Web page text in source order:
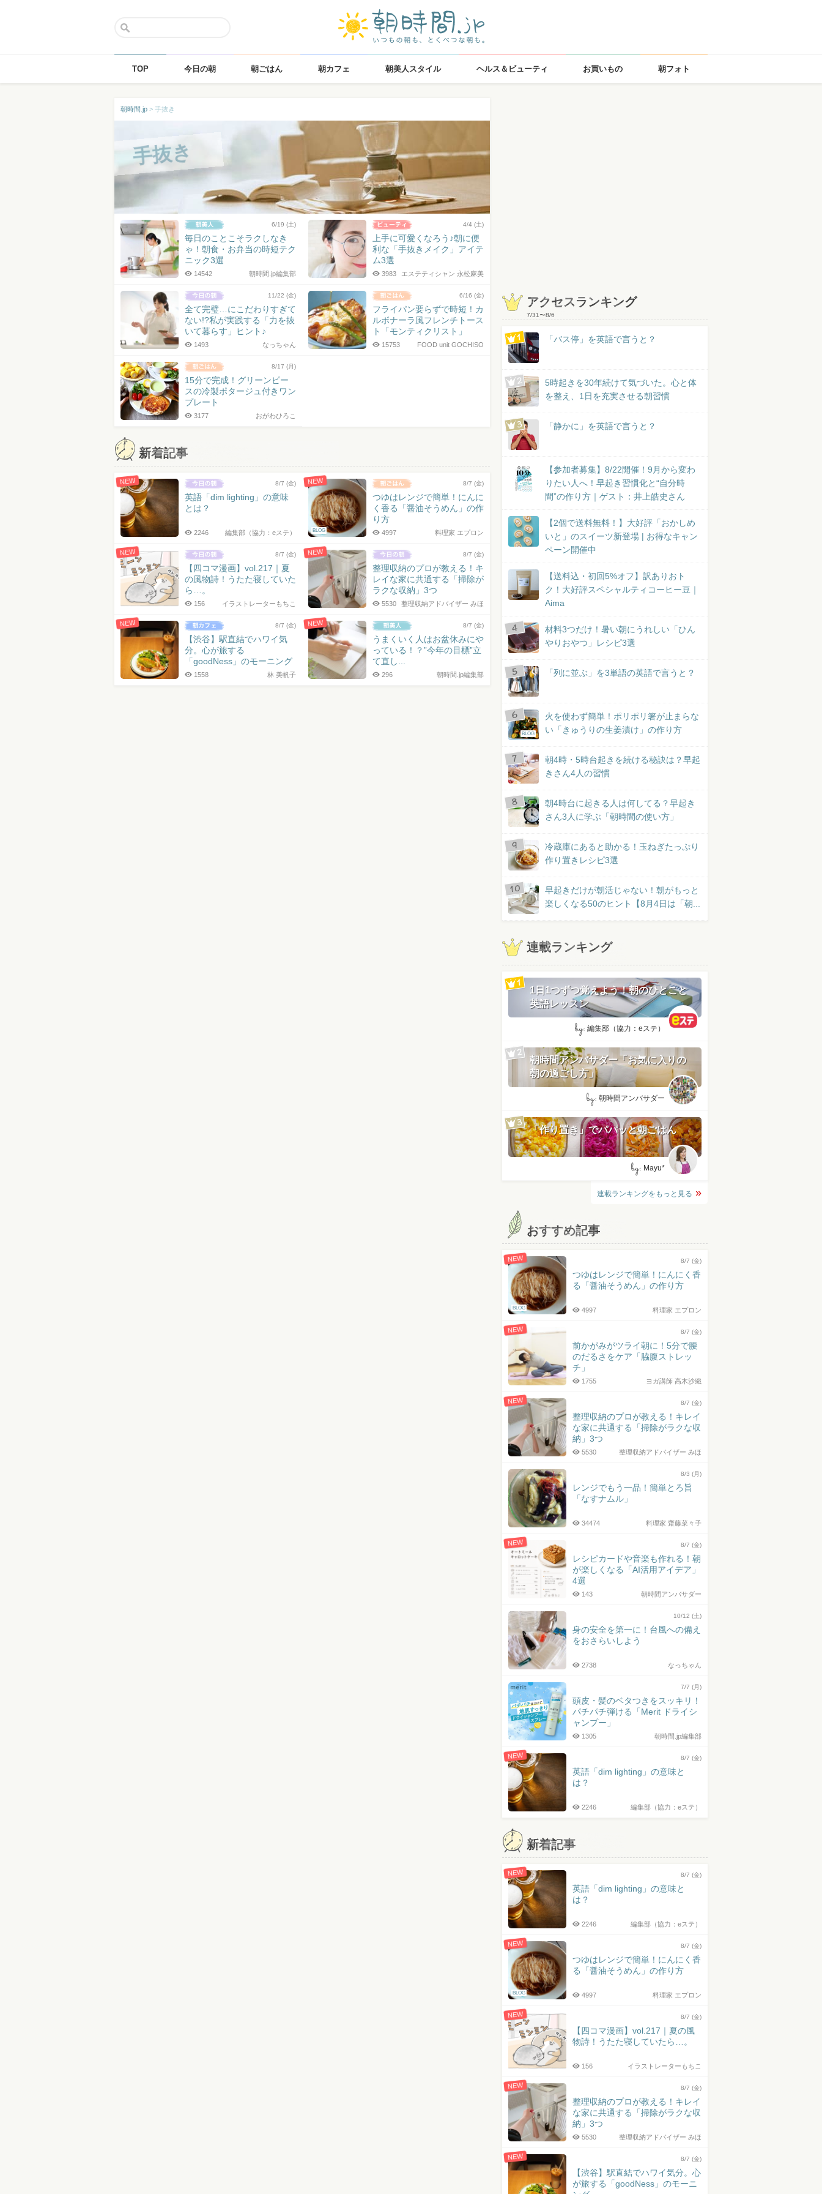
TOP 今日の朝 朝ごはん 朝カフェ 朝美人スタイル ヘルス＆ビューティ お買いもの 朝フォト
朝時間.jp > 手抜き
手抜き
6/19 (土)
毎日のことこそラクしなき
ゃ！朝食・お弁当の時短テク
ニック3選
朝時間.jp編集部
14542
4/4 (土)
上手に可愛くなろう♪朝に便
利な「手抜きメイク」アイテ
ム3選
エステティシャン 永松麻美
3983
11/22 (金)
全て完璧…にこだわりすぎて
ない!?私が実践する「力を抜
いて暮らす」ヒント♪
なっちゃん
1493
6/16 (金)
フライパン要らずで時短！カ
ルボナーラ風フレンチトース
ト「モンティクリスト」
FOOD unit GOCHISO
15753
8/17 (月)
15分で完成！グリーンピー
スの冷製ポタージュ付きワン
プレート
おがわひろこ
3177
新着記事
NEW 8/7 (金)
英語「dim lighting」の意味
とは？
編集部（協力：eステ）
2246
NEW
BLOG
8/7 (金)
つゆはレンジで簡単！にんに
く香る「醤油そうめん」の作
り方
料理家 エプロン
4997
NEW 8/7 (金)
【四コマ漫画】vol.217｜夏
の風物詩！うたた寝していた
ら…。
イラストレーターもちこ
156
NEW 8/7 (金)
整理収納のプロが教える！キ
レイな家に共通する「掃除が
ラクな収納」3つ
整理収納アドバイザー みほ
5530
NEW 8/7 (金)
【渋谷】駅直結でハワイ気
分。心が旅する
「goodNess」のモーニング
林 美帆子
1558
NEW 8/7 (金)
うまくいく人はお盆休みにや
っている！？”今年の目標”立
て直し...
朝時間.jp編集部
296
アクセスランキング
7/31〜8/6
「バス停」を英語で言うと？
5時起きを30年続けて気づいた。心と体
を整え、1日を充実させる朝習慣
「静かに」を英語で言うと？
【参加者募集】8/22開催！9月から変わ
りたい人へ！早起き習慣化と“自分時
間”の作り方｜ゲスト：井上皓史さん
【2個で送料無料！】大好評「おかしめ
いと」のスイーツ新登場 | お得なキャン
ペーン開催中
【送料込・初回5%オフ】訳ありおト
ク！大好評スペシャルティコーヒー豆｜
Aima
材料3つだけ！暑い朝にうれしい「ひん
やりおやつ」レシピ3選
「列に並ぶ」を3単語の英語で言うと？
BLOG
火を使わず簡単！ポリポリ箸が止まらな
い「きゅうりの生姜漬け」の作り方
朝4時・5時台起きを続ける秘訣は？早起
きさん4人の習慣
朝4時台に起きる人は何してる？早起き
さん3人に学ぶ「朝時間の使い方」
冷蔵庫にあると助かる！玉ねぎたっぷり
作り置きレシピ3選
早起きだけが朝活じゃない！朝がもっと
楽しくなる50のヒント【8月4日は「朝...
連載ランキング
1日1つずつ覚えよう！朝のひとこと
英語レッスン
by: 編集部（協力：eステ）
朝時間アンバサダー「お気に入りの
朝の過ごし方」
by: 朝時間アンバサダー
「作り置き」でパパッと朝ごはん
by: Mayu*
連載ランキングをもっと見る
おすすめ記事
NEW
BLOG
8/7 (金)
つゆはレンジで簡単！にんにく香
る「醤油そうめん」の作り方
料理家 エプロン
4997
NEW 8/7 (金)
前かがみがツライ朝に！5分で腰
のだるさをケア「脇腹ストレッ
チ」
ヨガ講師 高木沙織
1755
NEW 8/7 (金)
整理収納のプロが教える！キレイ
な家に共通する「掃除がラクな収
納」3つ
整理収納アドバイザー みほ
5530
8/3 (月)
レンジでもう一品！簡単とろ旨
「なすナムル」
料理家 齋藤菜々子
34474
NEW 8/7 (金)
レシピカードや音楽も作れる！朝
が楽しくなる「AI活用アイデア」
4選
朝時間アンバサダー
143
10/12 (土)
身の安全を第一に！台風への備え
をおさらいしよう
なっちゃん
2738
7/7 (月)
頭皮・髪のベタつきをスッキリ！
パチパチ弾ける「Merit ドライシ
ャンプー」
朝時間.jp編集部
1305
NEW 8/7 (金)
英語「dim lighting」の意味と
は？
編集部（協力：eステ）
2246
新着記事
NEW 8/7 (金)
英語「dim lighting」の意味と
は？
編集部（協力：eステ）
2246
NEW
BLOG
8/7 (金)
つゆはレンジで簡単！にんにく香
る「醤油そうめん」の作り方
料理家 エプロン
4997
NEW 8/7 (金)
【四コマ漫画】vol.217｜夏の風
物詩！うたた寝していたら…。
イラストレーターもちこ
156
NEW 8/7 (金)
整理収納のプロが教える！キレイ
な家に共通する「掃除がラクな収
納」3つ
整理収納アドバイザー みほ
5530
NEW 8/7 (金)
【渋谷】駅直結でハワイ気分。心
が旅する「goodNess」のモーニ